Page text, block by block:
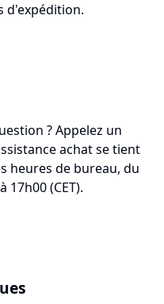
d'expédition.
? Appelez un
achat se tient
heures de bureau, du
17h00 (CET).